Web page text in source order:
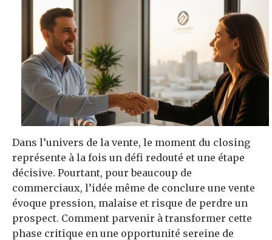
Dans l’univers de la vente, le moment du closing
représente à la fois un défi redouté et une étape
décisive. Pourtant, pour beaucoup de
commerciaux, l’idée même de conclure une vente
évoque pression, malaise et risque de perdre un
prospect. Comment parvenir à transformer cette
phase critique en une opportunité sereine de